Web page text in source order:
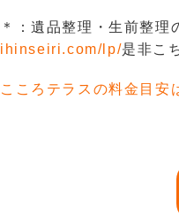
＊：遺品整理・生前整理
ihinseiri.com/lp/是非こ
こころテラスの料金目安